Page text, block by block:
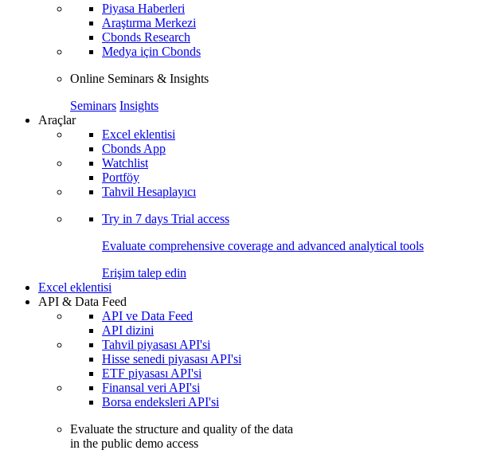
Piyasa Haberleri
Araştırma Merkezi
Cbonds Research
Medya için Cbonds
Online Seminars & Insights
Seminars Insights
Araçlar
Excel eklentisi
Cbonds App
Watchlist
Portföy
Tahvil Hesaplayıcı
Try in 7 days Trial access
Evaluate comprehensive coverage and advanced analytical tools
Erişim talep edin
Excel eklentisi
API & Data Feed
API ve Data Feed
API dizini
Tahvil piyasası API'si
Hisse senedi piyasası API'si
ETF piyasası API'si
Finansal veri API'si
Borsa endeksleri API'si
Evaluate the structure and quality of the data
in the public demo access